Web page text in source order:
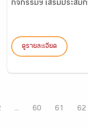
กิจกรรมฯ เสริมประสบ
ดูรายละเอียด
... 60 61 62